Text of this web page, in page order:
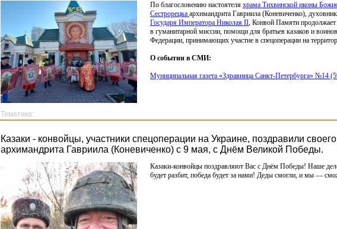
По благословению настоятеля храма Тихвинской иконы
Сестрорецка архимандрита Гавриила (Коневиченко),
Государя Императора Николая II, Конвой Памяти продолжает
в гуманитарной миссии, помощи для братьев казаков и
Федерации, принимающих участие в спецоперации на
О событии в СМИ:
Муниципальная газета «Здравница Санкт-Петербурга» №14
Тематика:
Казаки - конвойцы, участники спецоперации на Украине, поздравили
архимандрита Гавриила (Коневиченко) с 9 мая, с Днём Великой Победы.
Казаки-конвойцы поздравляют Вас с Днём Победы! Наше
будет разбит, победа будет за нами! Деды смогли, и мы —